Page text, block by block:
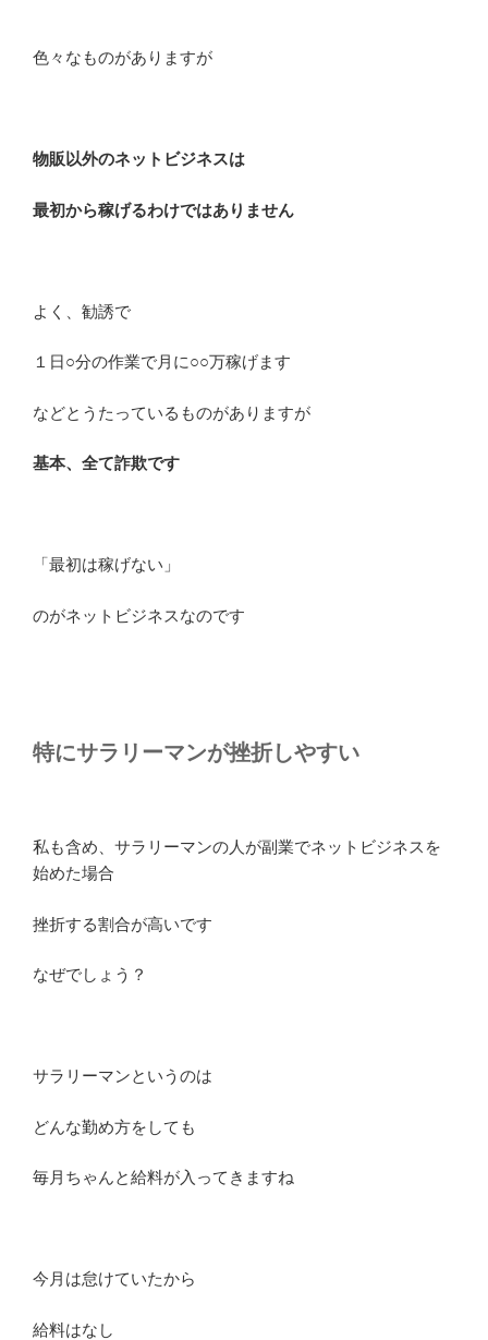
色々なものがありますが
物販以外のネットビジネスは
最初から稼げるわけではありません
よく、勧誘で
１日○分の作業で月に○○万稼げます
などとうたっているものがありますが
基本、全て詐欺です
「最初は稼げない」
のがネットビジネスなのです
特にサラリーマンが挫折しやすい
私も含め、サラリーマンの人が副業でネットビジネスを
始めた場合
挫折する割合が高いです
なぜでしょう？
サラリーマンというのは
どんな勤め方をしても
毎月ちゃんと給料が入ってきますね
今月は怠けていたから
給料はなし